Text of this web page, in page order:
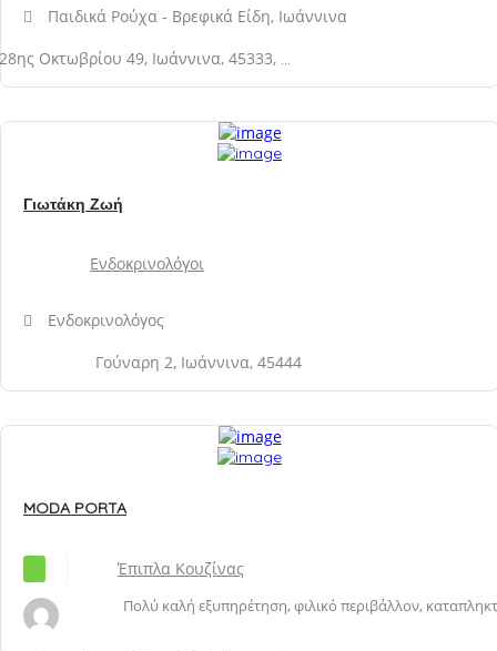
Παιδικά Ρούχα - Βρεφικά Είδη, Ιωάννινα
28ης Οκτωβρίου 49, Ιωάννινα, 45333, Νομός Ιωαννίνων, Ελλάδα
Γιωτάκη Ζωή
Ενδοκρινολόγοι
Ενδοκρινολόγος
Γούναρη 2, Ιωάννινα, 45444
MODA PORTA
Έπιπλα Κουζίνας
Πολύ καλή εξυπηρέτηση, φιλικό περιβάλλον,